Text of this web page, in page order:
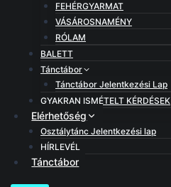
FEHÉRGYARMAT
VÁSÁROSNAMÉNY
RÓLAM
BALETT
Tánctábor
Tánctábor Jelentkezési Lap
GYAKRAN ISMÉTELT KÉRDÉSEK
Elérhetőség
Osztálytánc Jelentkezési lap
HÍRLEVÉL
Tánctábor